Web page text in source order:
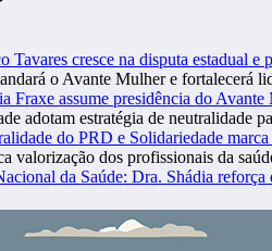
Tavares cresce na disputa estadual e
Fraxe assume presidência do
do PRD e Solidariedade
da Saúde: Dra. Shádia reforça